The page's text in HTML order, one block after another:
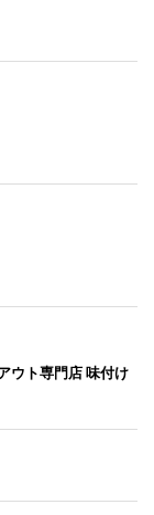
ウト専門店 味付け